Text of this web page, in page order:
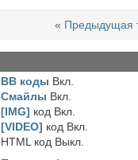
« Предыдущая
BB коды Вкл.
Смайлы Вкл.
[IMG] код Вкл.
[VIDEO] код Вкл.
HTML код Выкл.